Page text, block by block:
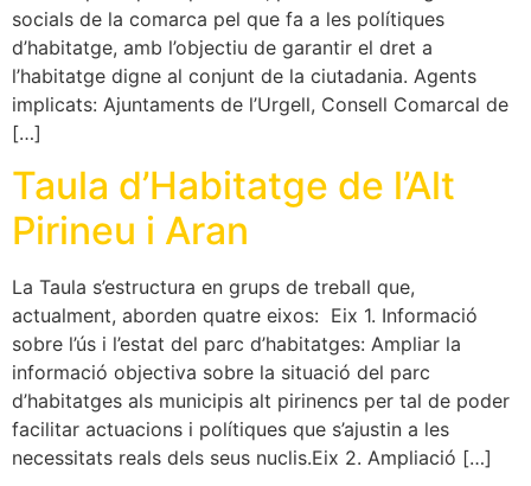
socials de la comarca pel que fa a les polítiques
d’habitatge, amb l’objectiu de garantir el dret a
l’habitatge digne al conjunt de la ciutadania. Agents
implicats: Ajuntaments de l’Urgell, Consell Comarcal de
[…]
Taula d’Habitatge de l’Alt
Pirineu i Aran
La Taula s’estructura en grups de treball que,
actualment, aborden quatre eixos: Eix 1. Informació
sobre l’ús i l’estat del parc d’habitatges: Ampliar la
informació objectiva sobre la situació del parc
d’habitatges als municipis alt pirinencs per tal de poder
facilitar actuacions i polítiques que s’ajustin a les
necessitats reals dels seus nuclis.Eix 2. Ampliació […]